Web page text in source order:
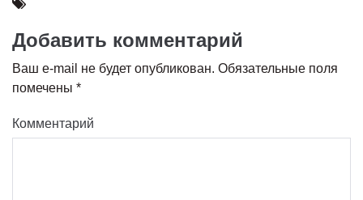
Добавить комментарий
Ваш e-mail не будет опубликован. Обязательные поля
помечены *
Комментарий